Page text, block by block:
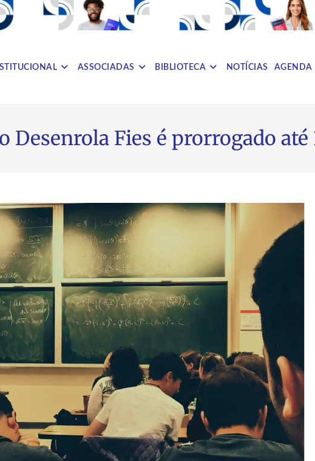
ASSOCIADAS BIBLIOTECA NOTÍCIAS AGENDA
Desenrola Fies é prorrogado até